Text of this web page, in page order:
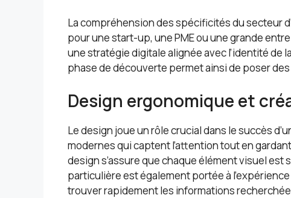
La compréhension des spécificités du secteur
pour une start-up, une PME ou une grande
une stratégie digitale alignée avec l’identité de
phase de découverte permet ainsi de poser
Design ergonomique et
Le design joue un rôle crucial dans le succès
modernes qui captent l’attention tout en
design s’assure que chaque élément visuel
particulière est également portée à
trouver rapidement les informations